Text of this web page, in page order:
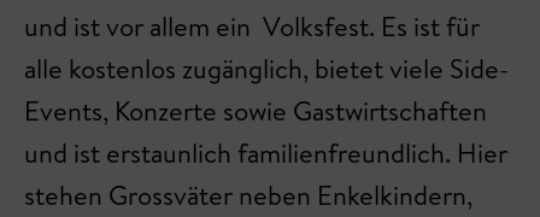
und ist vor allem ein Volksfest. Es ist für
alle kostenlos zugänglich, bietet viele Side-
Events, Konzerte sowie Gastwirtschaften
und ist erstaunlich familienfreundlich. Hier
stehen Grossväter neben Enkelkindern,